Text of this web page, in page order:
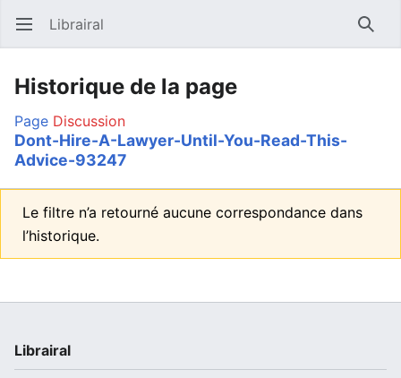
Ouvrir le menu principal Librairal
Historique de la page
Page Discussion
Dont-Hire-A-Lawyer-Until-You-Read-This-
Advice-93247
Le filtre n’a retourné aucune correspondance dans
l’historique.
Librairal